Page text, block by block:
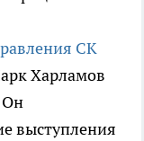
СК
Харламов
Он
выступления